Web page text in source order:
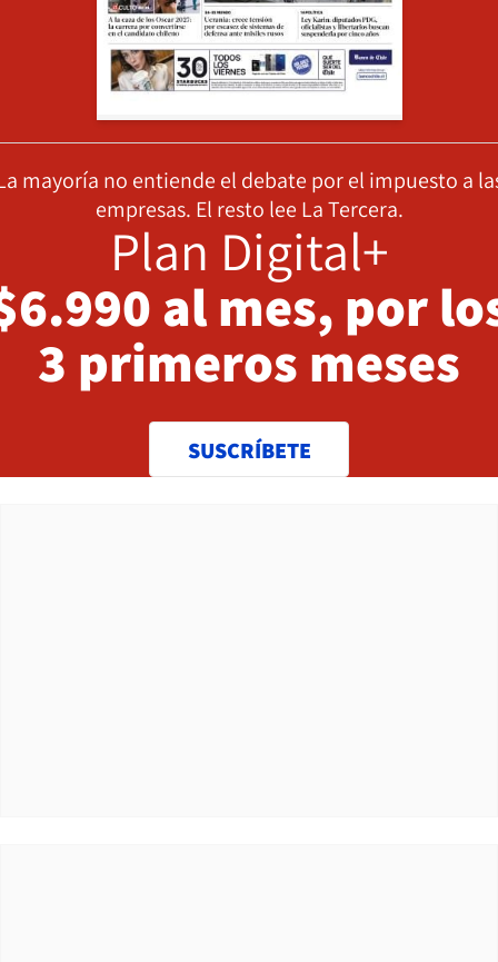
mayoría no entiende el debate por el impuesto a
empresas. El resto lee La Tercera.
Plan Digital+
al mes, por
3 primeros meses
SUSCRÍBETE